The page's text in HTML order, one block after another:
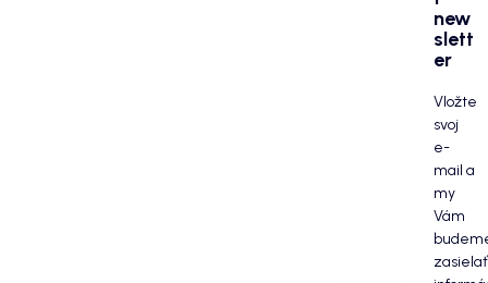
new
slett
er
Vložte
svoj
e-
mail a
my
Vám
zasielať